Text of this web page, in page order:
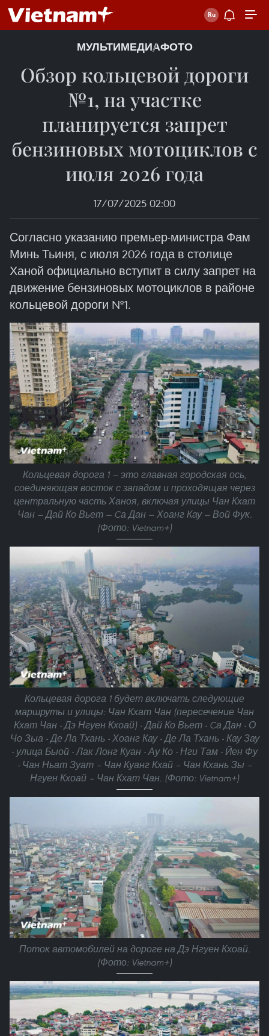
МУЛЬТИМЕДИАФОТО
Обзор кольцевой дороги
№1, на участке
планируется запрет
бензиновых мотоциклов с
июля 2026 года
17/07/2025 02:00
Согласно указанию премьер-министра Фам
Минь Тьиня, с июля 2026 года в столице
Ханой официально вступит в силу запрет на
движение бензиновых мотоциклов в районе
кольцевой дороги №1.
Кольцевая дорога 1 — это главная городская ось,
соединяющая восток с западом и проходящая через
центральную часть Ханоя, включая улицы Чан Кхат
Чан — Дай Ко Вьет — Cа Дан — Хоанг Кау — Вой Фук.
(Фото: Vietnam+)
Кольцевая дорога 1 будет включать следующие
маршруты и улицы: Чан Кхат Чан (пересечение Чан
Кхат Чан - Дэ Нгуен Кхоай) - Дай Ко Вьет - Cа Дан - О
Чо Зыа - Де Ла Тхань - Хоанг Кау - Де Ла Тхань - Кау Зау
- улица Быой - Лак Лонг Куан - Ау Ко - Нги Там - Йен Фу
- Чан Ньат Зуат – Чан Куанг Кхай – Чан Кхань Зы –
Нгуен Кхоай – Чан Кхат Чан. (Фото: Vietnam+)
Поток автомобилей на дороге на Дэ Нгуен Кхоай.
(Фото: Vietnam+)